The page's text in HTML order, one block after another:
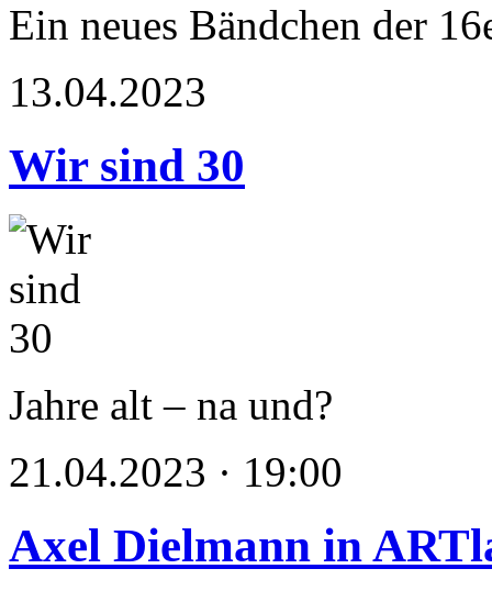
Ein neues Bändchen der
13.04.2023
Wir sind 30
Jahre alt – na und?
21.04.2023 · 19:00
Axel Dielmann in